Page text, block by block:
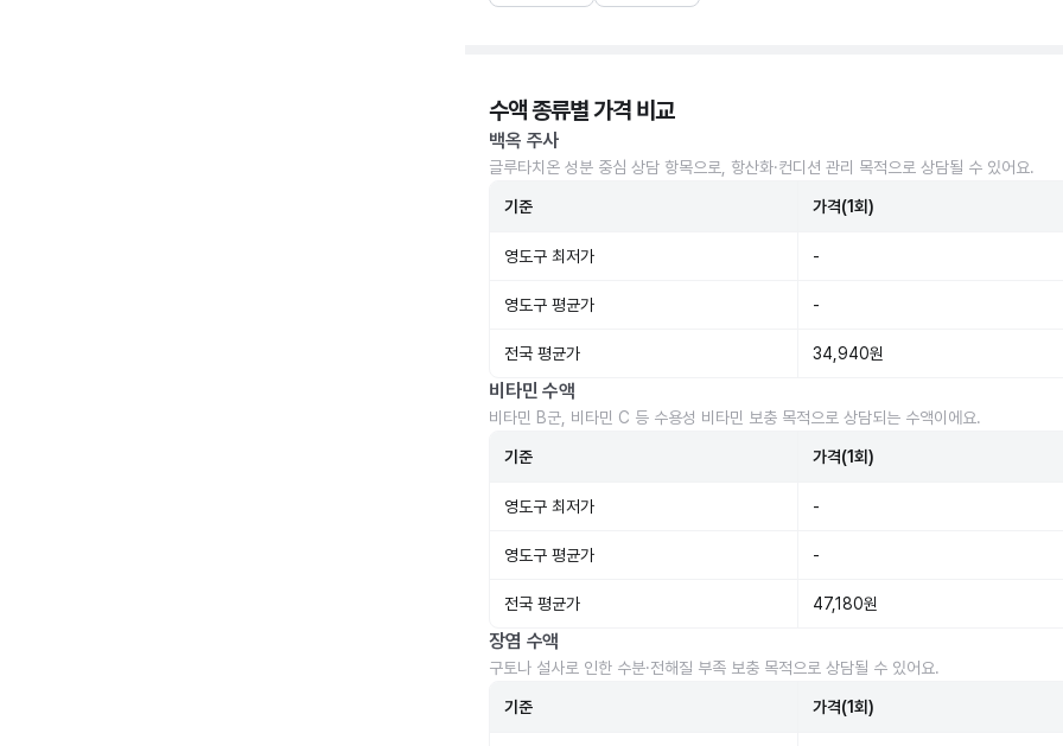
수액 종류별 가격 비교
백옥 주사
글루타치온 성분 중심 상담 항목으로, 항산화·컨디션 관리 목적으로 상담될 수 있어요.
기준 가격(1회)
영도구 최저가 -
영도구 평균가 -
전국 평균가 34,940원
비타민 수액
비타민 B군, 비타민 C 등 수용성 비타민 보충 목적으로 상담되는 수액이에요.
기준 가격(1회)
영도구 최저가 -
영도구 평균가 -
전국 평균가 47,180원
장염 수액
구토나 설사로 인한 수분·전해질 부족 보충 목적으로 상담될 수 있어요.
기준 가격(1회)